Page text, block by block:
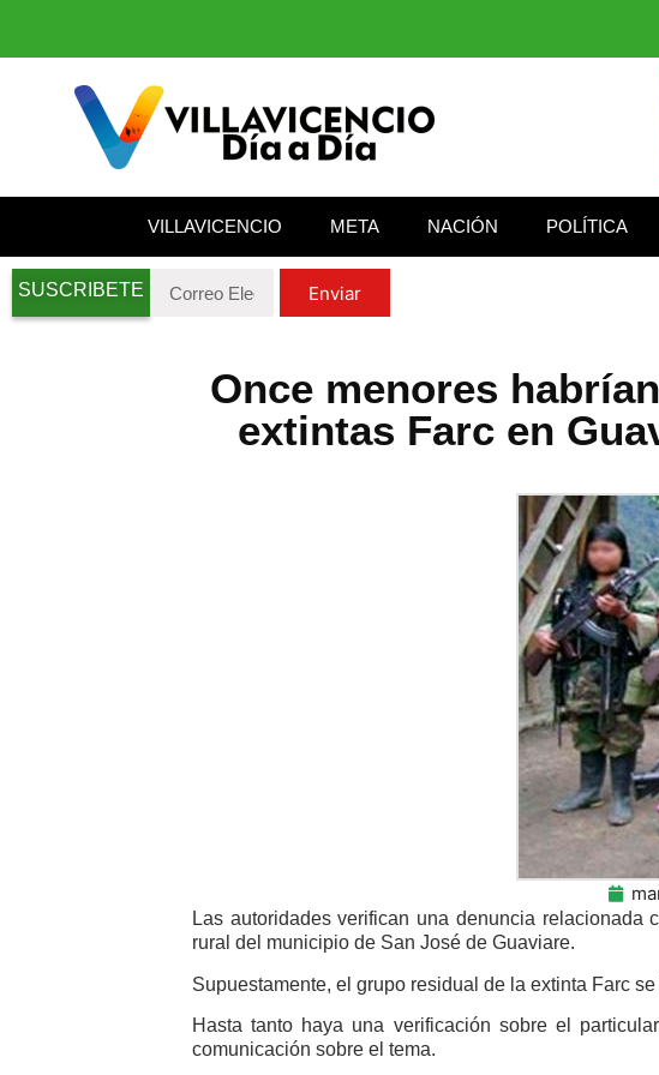
VILLAVICENCIO META NACIÓN POLÍTICA
SUSCRIBETE Enviar
Once menores
extintas Farc en
Las autoridades verifican una denuncia
rural del municipio de San José de Guaviare.
Supuestamente, el grupo residual de la extinta Farc
Hasta tanto haya una verificación sobre el
comunicación sobre el tema.